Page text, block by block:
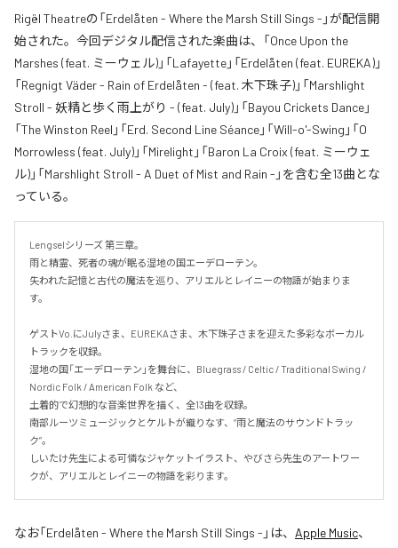
Rigël Theatreの「Erdelåten - Where the Marsh Still Sings -」が配信開
始された。今回デジタル配信された楽曲は、「Once Upon the
Marshes (feat. ミーウェル)」「Lafayette」「Erdelåten (feat. EUREKA)」
「Regnigt Väder - Rain of Erdelåten - (feat. 木下珠子)」「Marshlight
Stroll - 妖精と歩く雨上がり - (feat. July)」「Bayou Crickets Dance」
「The Winston Reel」「Erd. Second Line Séance」「Will-o'-Swing」「O
Morrowless (feat. July)」「Mirelight」「Baron La Croix (feat. ミーウェ
ル)」「Marshlight Stroll - A Duet of Mist and Rain -」を含む全13曲とな
っている。
Lengselシリーズ 第三章。
雨と精霊、死者の魂が眠る湿地の国エーデローテン。
失われた記憶と古代の魔法を巡り、アリエルとレイニーの物語が始まりま
す。
ゲストVo.にJulyさま、EUREKAさま、木下珠子さまを迎えた多彩なボーカル
トラックを収録。
湿地の国「エーデローテン」を舞台に、Bluegrass / Celtic / Traditional Swing /
Nordic Folk / American Folk など、
土着的で幻想的な音楽世界を描く、全13曲を収録。
南部ルーツミュージックとケルトが織りなす、“雨と魔法のサウンドトラッ
ク”。
しいたけ先生による可憐なジャケットイラスト、やびさら先生のアートワー
クが、アリエルとレイニーの物語を彩ります。
なお「Erdelåten - Where the Marsh Still Sings - 」は、 Apple Music、